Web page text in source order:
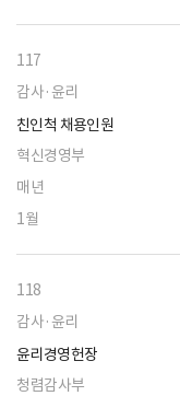
117
감사·윤리
친인척 채용인원
혁신경영부
매년
1월
118
감사·윤리
윤리경영헌장
청렴감사부